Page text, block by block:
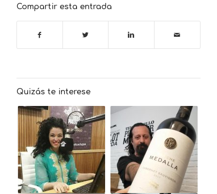
Compartir esta entrada
Quizás te interese